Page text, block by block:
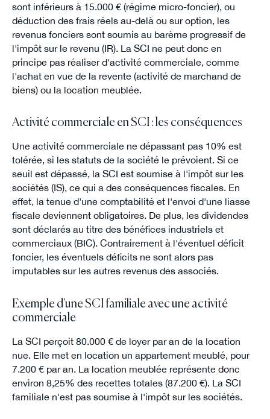
sont inférieurs à 15.000 € (régime micro-foncier), ou
déduction des frais réels au-delà ou sur option, les
revenus fonciers sont soumis au barème progressif de
l'impôt sur le revenu (IR). La SCI ne peut donc en
principe pas réaliser d'activité commerciale, comme
l'achat en vue de la revente (activité de marchand de
biens) ou la location meublée.
Activité commerciale en SCI : les conséquences
Une activité commerciale ne dépassant pas 10% est
tolérée, si les statuts de la société le prévoient. Si ce
seuil est dépassé, la SCI est soumise à l'impôt sur les
sociétés (IS), ce qui a des conséquences fiscales. En
effet, la tenue d'une comptabilité et l'envoi d'une liasse
fiscale deviennent obligatoires. De plus, les dividendes
sont déclarés au titre des bénéfices industriels et
commerciaux (BIC). Contrairement à l'éventuel déficit
foncier, les éventuels déficits ne sont alors pas
imputables sur les autres revenus des associés.
Exemple d'une SCI familiale avec une activité
commerciale
La SCI perçoit 80.000 € de loyer par an de la location
nue. Elle met en location un appartement meublé, pour
7.200 € par an. La location meublée représente donc
environ 8,25% des recettes totales (87.200 €). La SCI
familiale n'est pas soumise à l'impôt sur les sociétés.